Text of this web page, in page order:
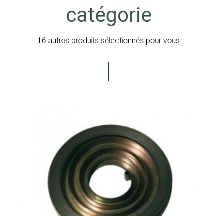
catégorie
16 autres produits sélectionnés pour vous